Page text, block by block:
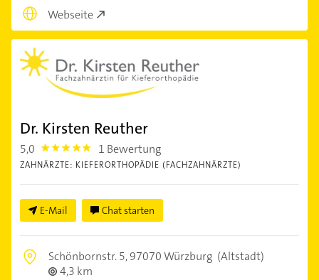
Webseite
Dr. Kirsten Reuther
5,0 5.0 1 Bewertung
ZAHNÄRZTE: KIEFERORTHOPÄDIE (FACHZAHNÄRZTE)
E-Mail Chat starten
Schönbornstr. 5,97070 Würzburg (Altstadt)
4,3 km